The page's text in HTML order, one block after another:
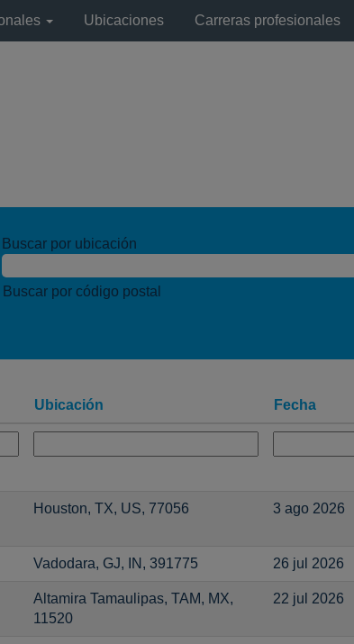
Ubicaciones Carreras profesionales
Buscar por ubicación
Buscar por código postal
Ubicación Fecha
Houston, TX, US, 77056 3 ago 2026
Vadodara, GJ, IN, 391775 26 jul 2026
Altamira Tamaulipas, TAM, MX,
11520
22 jul 2026